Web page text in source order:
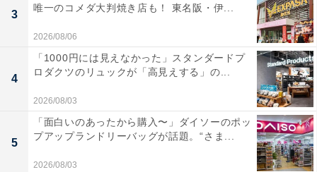
3
唯一のコメダ大判焼き店も！ 東名阪・伊...
2026/08/06
4
「1000円には見えなかった」スタンダードプ
ロダクツのリュックが「高見えする」の...
2026/08/03
5
「面白いのあったから購入〜」ダイソーのポッ
プアップランドリーバッグが話題。“さま...
2026/08/03